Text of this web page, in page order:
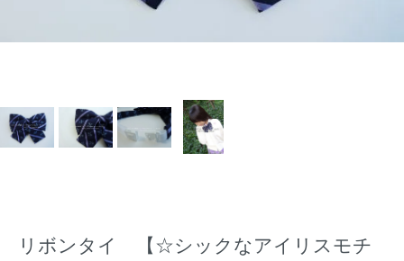
リボンタイ 【☆シックなアイリスモチ